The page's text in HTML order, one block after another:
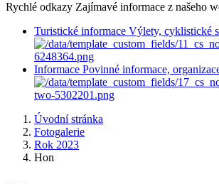
Rychlé odkazy Zajímavé informace z našeho
Turistické informace Výlety, cyklistické
Informace Povinné informace,
Úvodní stránka
Fotogalerie
Rok 2023
Hon